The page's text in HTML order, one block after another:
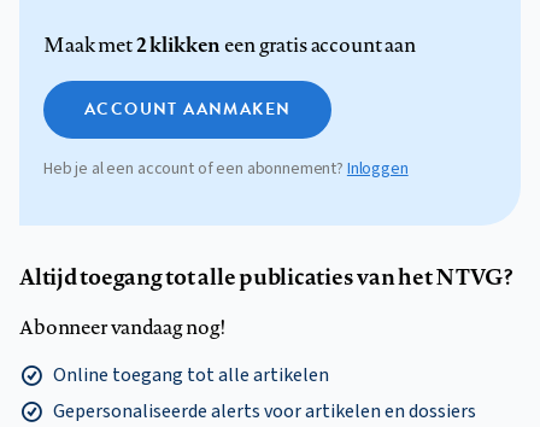
Maak met2 klikkeneen gratis account aan
ACCOUNT AANMAKEN
Heb je al een account of een abonnement?Inloggen
Altijd toegang tot alle publicaties van het NTVG?
Abonneer vandaag nog!
Online toegang tot alle artikelen
Gepersonaliseerde alerts voor artikelen en dossiers